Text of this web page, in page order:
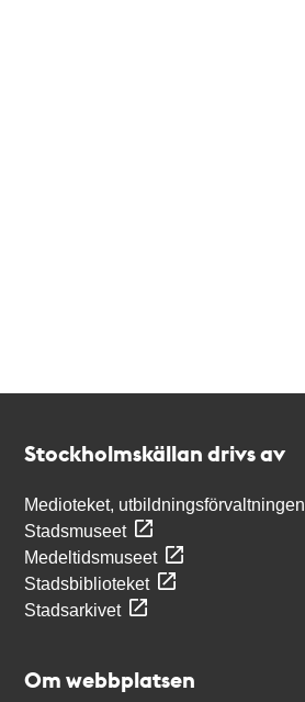
Stockholmskällan drivs av
Medioteket, utbildningsförvaltningen
Stadsmuseet
Medeltidsmuseet
Stadsbiblioteket
Stadsarkivet
Om webbplatsen